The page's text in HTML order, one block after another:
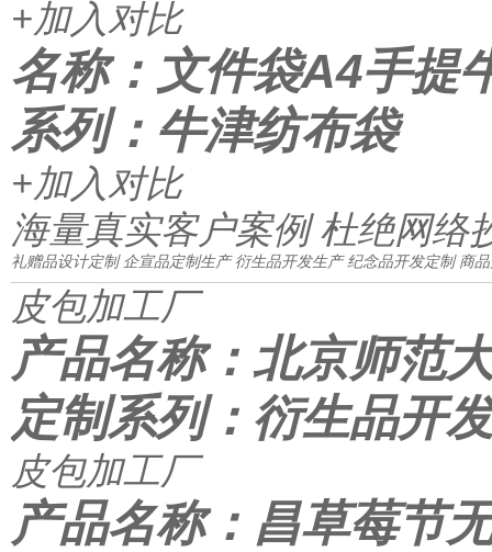
+加入对比
名称：文件袋A4手提
系列：牛津纺布袋
+加入对比
海量真实客户案例 杜绝网络
礼赠品设计定制 企宣品定制生产 衍生品开发生产 纪念品开发定制 商
皮包加工厂
产品名称：北京师范
定制系列：衍生品开
皮包加工厂
产品名称：昌草莓节